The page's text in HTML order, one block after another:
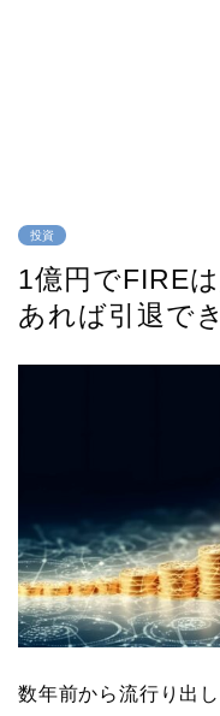
投資
1億円でFIRE
あれば引退で
数年前から流行り出